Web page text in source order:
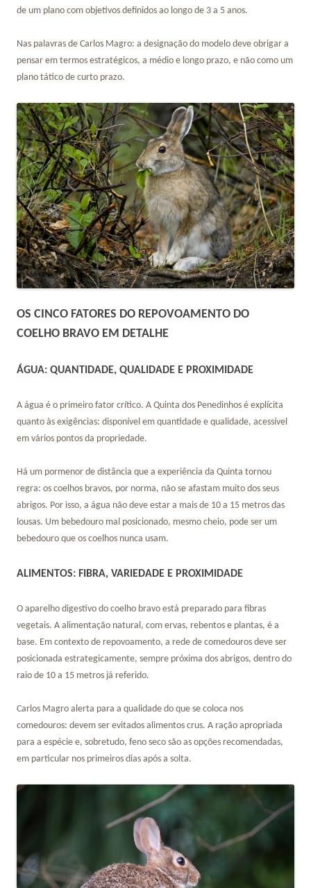
de um plano com objetivos definidos ao longo de 3 a 5 anos.
Nas palavras de Carlos Magro: a designação do modelo deve obrigar a
pensar em termos estratégicos, a médio e longo prazo, e não como um
plano tático de curto prazo.
OS CINCO FATORES DO REPOVOAMENTO DO
COELHO BRAVO EM DETALHE
ÁGUA: QUANTIDADE, QUALIDADE E PROXIMIDADE
A água é o primeiro fator crítico. A Quinta dos Penedinhos é explícita
quanto às exigências: disponível em quantidade e qualidade, acessível
em vários pontos da propriedade.
Há um pormenor de distância que a experiência da Quinta tornou
regra: os coelhos bravos, por norma, não se afastam muito dos seus
abrigos. Por isso, a água não deve estar a mais de 10 a 15 metros das
lousas. Um bebedouro mal posicionado, mesmo cheio, pode ser um
bebedouro que os coelhos nunca usam.
ALIMENTOS: FIBRA, VARIEDADE E PROXIMIDADE
O aparelho digestivo do coelho bravo está preparado para fibras
vegetais. A alimentação natural, com ervas, rebentos e plantas, é a
base. Em contexto de repovoamento, a rede de comedouros deve ser
posicionada estrategicamente, sempre próxima dos abrigos, dentro do
raio de 10 a 15 metros já referido.
Carlos Magro alerta para a qualidade do que se coloca nos
comedouros: devem ser evitados alimentos crus. A ração apropriada
para a espécie e, sobretudo, feno seco são as opções recomendadas,
em particular nos primeiros dias após a solta.